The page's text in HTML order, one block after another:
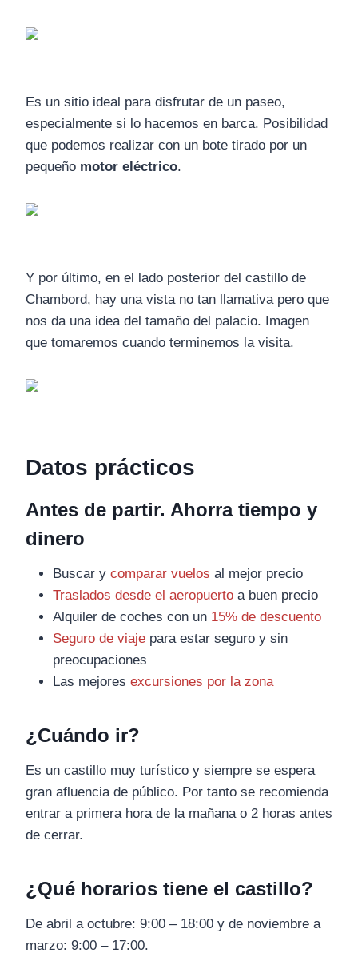
Es un sitio ideal para disfrutar de un paseo,
especialmente si lo hacemos en barca. Posibilidad
que podemos realizar con un bote tirado por un
pequeño motor eléctrico.
Y por último, en el lado posterior del castillo de
Chambord, hay una vista no tan llamativa pero que
nos da una idea del tamaño del palacio. Imagen
que tomaremos cuando terminemos la visita.
Datos prácticos
Antes de partir. Ahorra tiempo y
dinero
Buscar y comparar vuelos al mejor precio
Traslados desde el aeropuerto a buen precio
Alquiler de coches con un 15% de descuento
Seguro de viaje para estar seguro y sin
preocupaciones
Las mejores excursiones por la zona
¿Cuándo ir?
Es un castillo muy turístico y siempre se espera
gran afluencia de público. Por tanto se recomienda
entrar a primera hora de la mañana o 2 horas antes
de cerrar.
¿Qué horarios tiene el castillo?
De abril a octubre: 9:00 – 18:00 y de noviembre a
marzo: 9:00 – 17:00.